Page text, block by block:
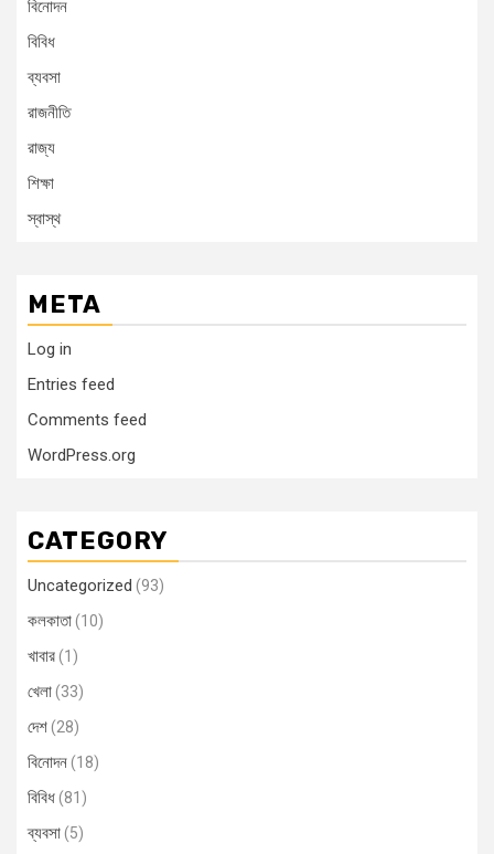
বিনোদন
বিবিধ
ব্যবসা
রাজনীতি
রাজ্য
শিক্ষা
স্বাস্থ
META
Log in
Entries feed
Comments feed
WordPress.org
CATEGORY
Uncategorized (93)
কলকাতা(10)
খাবার(1)
খেলা(33)
দেশ(28)
বিনোদন(18)
বিবিধ(81)
ব্যবসা(5)